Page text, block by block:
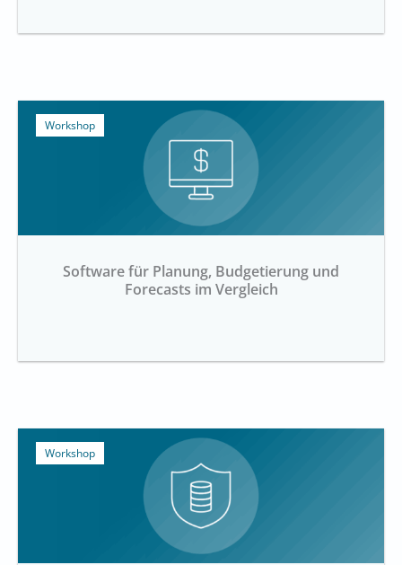
Workshop
Software für Planung, Budgetierung und
Forecasts im Vergleich
Workshop